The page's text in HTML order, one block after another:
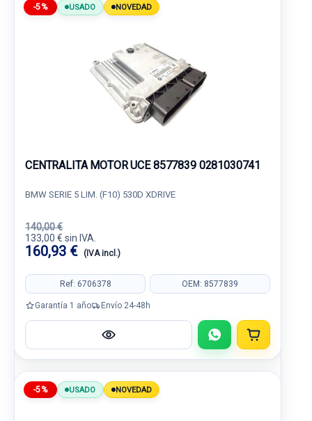
-5% USADO NOVEDAD
CENTRALITA MOTOR UCE 8577839 0281030741
BMW SERIE 5 LIM. (F10) 530D XDRIVE
140,00 €
133,00 € sin IVA.
160,93 € (IVA incl.)
Ref: 6706378 OEM: 8577839
Garantía 1 año Envío 24-48h
-5% USADO NOVEDAD